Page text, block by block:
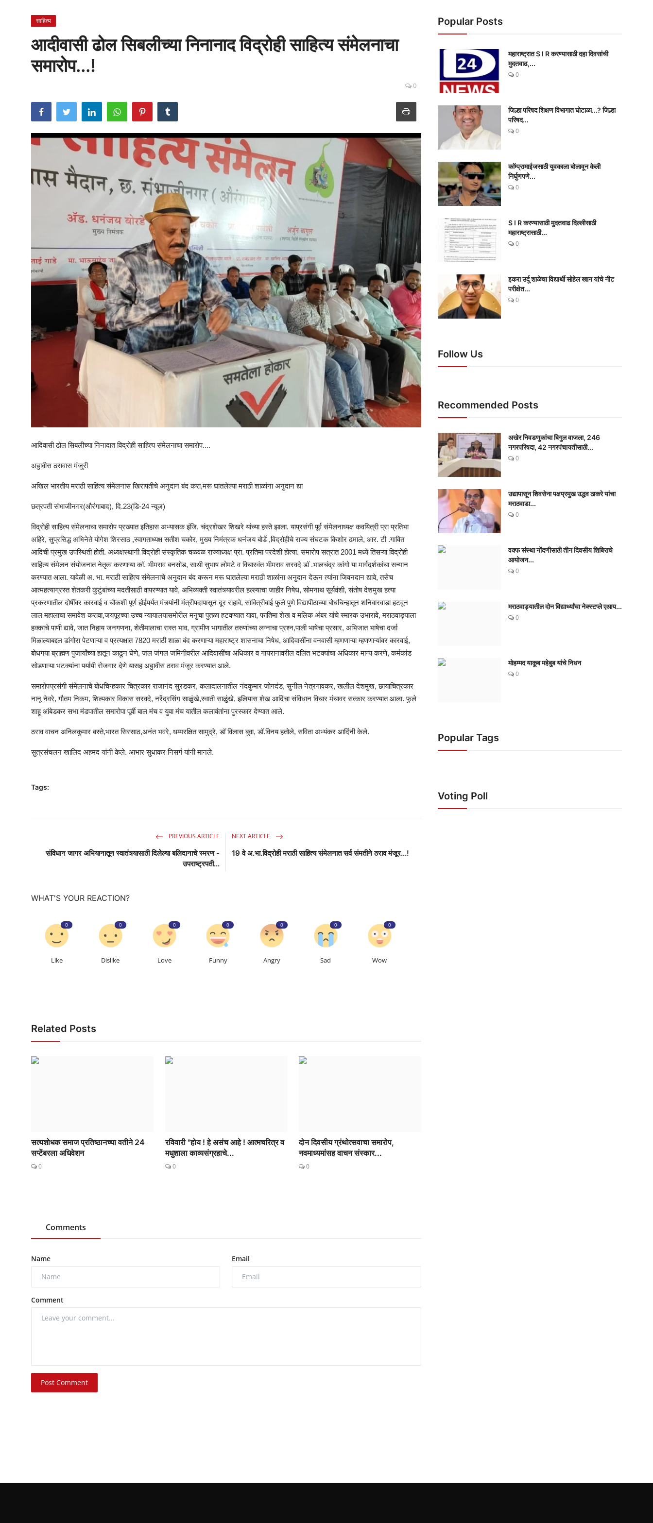
सामाजिक
साहित्य
आदीवासी ढोल सिबलीच्या निनानाद विद्रोही साहित्य संमेलनाचा
समारोप...!
0
आदिवासी ढोल सिबलीच्या निनादात विद्रोही साहित्य संमेलनाचा समारोप....
अठ्ठावीस ठरावास मंजुरी
अखिल भारतीय मराठी साहित्य संमेलनास खिरापतीचे अनुदान बंद करा,मरू घातलेल्या मराठी शाळांना अनुदान द्या
छत्रपती संभाजीनगर(औरंगाबाद), दि.23(डि-24 न्यूज)
विद्रोही साहित्य संमेलनाचा समारोप प्रख्यात इतिहास अभ्यासक इंजि. चंद्रशेखर शिखरे यांच्या हस्ते झाला. याप्रसंगी पूर्व संमेलनाध्यक्ष कवयित्री प्रा प्रतिभा
अहिरे, सुप्रसिद्ध अभिनेते योगेश शिरसाठ ,स्वागताध्यक्ष सतीश चकोर, मुख्य निमंत्रक धनंजय बोर्डे ,विद्रोहीचे राज्य संघटक किशोर ढमाले, आर. टी .गावित
आदिंची प्रमुख उपस्थिती होती. अध्यक्षस्थानी विद्रोही संस्कृतिक चळवळ राज्याध्यक्ष प्रा. प्रतिमा परदेशी होत्या. समारोप सत्रात 2001 मध्ये तिसऱ्या विद्रोही
साहित्य संमेलन संयोजनात नेतृत्व करणाऱ्या कॉ. भीमराव बनसोड, साथी सुभाष लोमटे व विचारवंत भीमराव सरवदे डॉ .भालचंद्र कांगो या मार्गदर्शकांचा सन्मान
करण्यात आला. यावेळी अ. भा. मराठी साहित्य संमेलनाचे अनुदान बंद करून मरू घातलेल्या मराठी शाळांना अनुदान देऊन त्यांना जिवनदान द्यावे, तसेच
आत्महत्याग्रस्त शेतकरी कुटुंबांच्या मदतीसाठी वापरण्यात यावे, अभिव्यक्ती स्वातंत्र्यावरील हल्ल्याचा जाहीर निषेध, सोमनाथ सूर्यवंशी, संतोष देशमुख हत्या
प्रकरणातील दोषींवर कारवाई व चौकशी पूर्ण होईपर्यंत मंत्र्यांनी मंत्रीपदापासून दूर राहावे, सावित्रीबाई फुले पुणे विद्यापीठाच्या बोधचिन्हातून शनिवारवाडा हटवून
लाल महालाचा समावेश करावा,जयपूरच्या उच्च न्यायालयासमोरील मनुचा पुतळा हटवण्यात यावा, फातिमा शेख व मलिक अंबर यांचे स्मारक उभारावे, मराठवाड्याला
हक्काचे पाणी द्यावे, जात निहाय जनगणना, शेतीमालाचा रास्त भाव, ग्रामीण भागातील तरुणांच्या लग्नाचा प्रश्न,पाली भाषेचा प्रसार, अभिजात भाषेचा दर्जा
मिळाल्याबद्दल डांगोरा पेटणाऱ्या व प्रत्यक्षात 7820 मराठी शाळा बंद करणाऱ्या महाराष्ट्र शासनाचा निषेध, आदिवासींना वनवासी म्हणणाऱ्या म्हणणाऱ्यांवर कारवाई,
बोधगया ब्राह्मण पुजार्यांच्या हातून काढून घेणे, जल जंगल जमिनीवरील आदिवासींचा अधिकार व गायरानावरील दलित भटक्यांचा अधिकार मान्य करणे, कर्मकांड
सोडणाऱ्या भटक्यांना पर्यायी रोजगार देणे यासह अठ्ठावीस ठराव मंजूर करण्यात आले.
समारोपप्रसंगी संमेलनाचे बोधचिन्हकार चित्रकार राजानंद सुरडकर, कलादालनातील नंदकुमार जोगदंड, सुनील नेत्रगावकर, खलील देशमुख, छायाचित्रकार
नानू नेवरे, गौतम निकम, शिल्पकार विकास सरवदे, नरेंद्रसिंग साळुंखे,स्वाती साळुंखे, इलियास शेख आदिंचा संविधान विचार मंचावर सत्कार करण्यात आला. फुले
शाहू आंबेडकर सभा मंडपातील समारोपा पूर्वी बाल मंच व युवा मंच यातील कलावंतांना पुरस्कार देण्यात आले.
ठराव वाचन अनिलकुमार बस्ते,भारत सिरसाठ,अनंत भवरे, धम्मरक्षित सामुद्रे, डॉ विलास बुवा, डॉ.विनय हतोले, सविता अभ्यंकर आदिंनी केले.
सुत्रसंचलन खालिद अहमद यांनी केले. आभार सुधाकर निसर्ग यांनी मानले.
Tags:
PREVIOUS ARTICLE
संविधान जागर अभियानातून स्वातंत्र्यासाठी दिलेल्या बलिदानाचे स्मरण -
उपराष्ट्रपती...
NEXT ARTICLE
19 वे अ.भा.विद्रोही मराठी साहित्य संमेलनात सर्व संमतीने ठराव मंजूर...!
WHAT'S YOUR REACTION?
0
Like
0
Dislike
0
Love
0
Funny
0
Angry
0
Sad
0
Wow
Related Posts
सत्यशोधक समाज प्रतिष्ठानच्या वतीने 24
सप्टेंबरला अधिवेशन
0
रविवारी "होय ! हे असंच आहे ! आत्मचरित्र व
मधुशाला काव्यसंग्रहाचे...
0
दोन दिवसीय ग्रंथोत्सवाचा समारोप,
नवमाध्यमांसह वाचन संस्कार...
0
Comments
Name Email
Comment
Post Comment
Popular Posts
महाराष्ट्रात S I R करण्यासाठी दहा दिवसांची
मुदतवाढ,...
0
जिल्हा परिषद शिक्षण विभागात घोटाळा...? जिल्हा
परिषद...
0
काॅम्प्रामाईजसाठी युवकाला बोलावून केली
निर्घुणपणे...
0
S I R करण्यासाठी मुदतवाढ दिल्लीसाठी
महाराष्ट्रासाठी...
0
इकरा उर्दू शाळेचा विद्यार्थी सोहेल खान यांचे नीट
परीक्षेत...
0
Follow Us
Recommended Posts
अखेर निवडणुकांचा बिगुल वाजला, 246
नगरपरिषदा, 42 नगरपंचायतीसाठी...
0
उद्यापासून शिवसेना पक्षप्रमुख उद्धव ठाकरे यांचा
मराठवाडा...
0
वक्फ संस्था नोंदणीसाठी तीन दिवसीय शिबिराचे
आयोजन...
0
मराठवाड्यातील दोन विद्यार्थ्यांचा नेक्स्टप्ले एआय...
0
मोहम्मद याकूब महेबुब यांचे निधन
0
Popular Tags
Voting Poll